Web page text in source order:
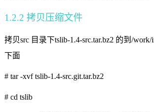
1.2.2 拷贝压缩文件
拷贝src 目录下tslib-1.4-src.tar.bz2 的到 /work/
下面
# tar -xvf tslib-1.4-src.git.tar.bz2
# cd tslib